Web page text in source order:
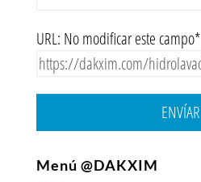
URL: No modificar este campo*
ENVÍAR
Menú @DAKXIM